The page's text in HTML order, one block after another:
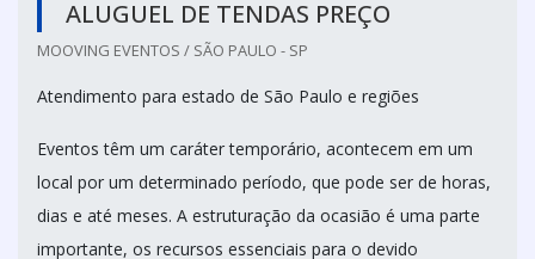
ALUGUEL DE TENDAS PREÇO
MOOVING EVENTOS / SÃO PAULO - SP
Atendimento para estado de São Paulo e regiões
Eventos têm um caráter temporário, acontecem em um
local por um determinado período, que pode ser de horas,
dias e até meses. A estruturação da ocasião é uma parte
importante, os recursos essenciais para o devido